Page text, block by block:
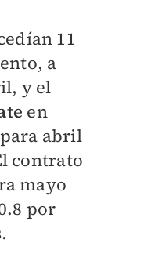
11
a
y el
en
abril
contrato
mayo
por